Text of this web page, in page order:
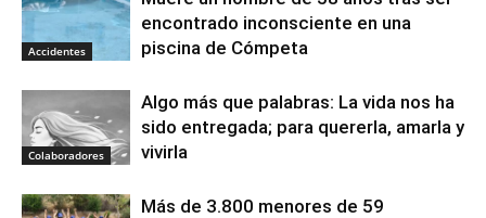
Accidentes
encontrado inconsciente en una
piscina de Cómpeta
Colaboradores
Algo más que palabras: La vida nos ha
sido entregada; para quererla, amarla y
vivirla
Más de 3.800 menores de 59